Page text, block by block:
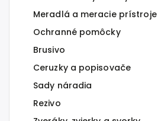
Meradlá a meracie prístroje
Ochranné pomôcky
Brusivo
Ceruzky a popisovače
Sady náradia
Rezivo